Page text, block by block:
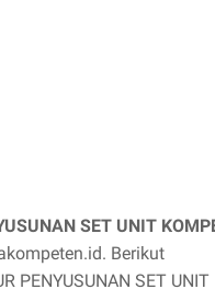
SET UNIT
Berikut
PENYUSUNAN SET UNIT